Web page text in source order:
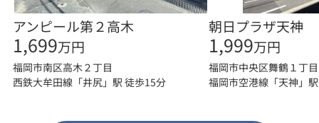
2026.03.02
【2月度】福岡店 市況レポート
福岡市不動産市場 市況レポート 1. 人口動態 九州全域の中枢都
市として、オフィス・商業・行政機能が集中。福岡空港・博多
駅・博多港が近接し、国内外アクセスが良好。 「スタートアッ
プ都市」...
アンピール第２高木
1,699万円
福岡市南区高木２丁目
西鉄大牟田線「井尻」駅 徒歩15分
朝日プラザ天神
1,999万円
福岡市中央区舞鶴１丁目
福岡市空港線「天神」